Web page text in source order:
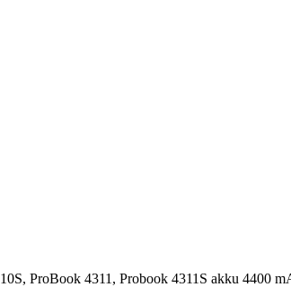
ProBook 4311, Probook 4311S akku 4400